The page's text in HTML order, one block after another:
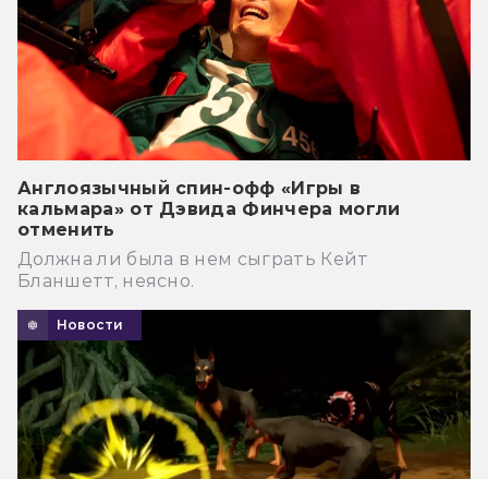
Англоязычный спин-офф «Игры в
кальмара» от Дэвида Финчера могли
отменить
Должна ли была в нем сыграть Кейт
Бланшетт, неясно.
Новости